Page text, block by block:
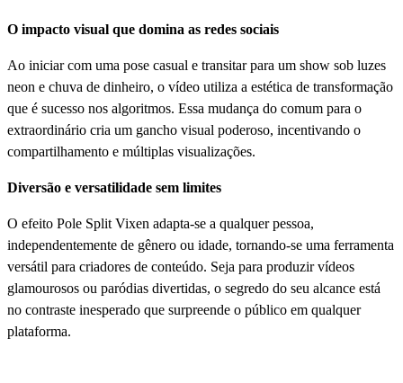
O impacto visual que domina as redes sociais
Ao iniciar com uma pose casual e transitar para um show sob luzes
neon e chuva de dinheiro, o vídeo utiliza a estética de transformação
que é sucesso nos algoritmos. Essa mudança do comum para o
extraordinário cria um gancho visual poderoso, incentivando o
compartilhamento e múltiplas visualizações.
Diversão e versatilidade sem limites
O efeito Pole Split Vixen adapta-se a qualquer pessoa,
independentemente de gênero ou idade, tornando-se uma ferramenta
versátil para criadores de conteúdo. Seja para produzir vídeos
glamourosos ou paródias divertidas, o segredo do seu alcance está
no contraste inesperado que surpreende o público em qualquer
plataforma.